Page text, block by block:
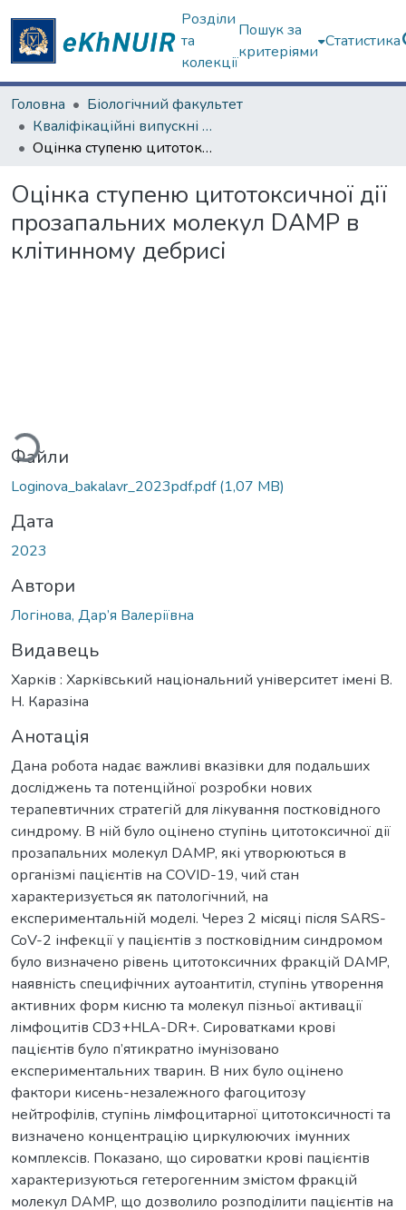
Розділи
та
колекції
Пошук за
критеріями
Статистика
Головна
Біологічний факультет
Кваліфікаційні випускні роботи бакалаврів. Біологічний факультет
Оцінка ступеню цитотоксичної дії прозапальних молекул DAMP в клітинному дебрисі
Оцінка ступеню цитотоксичної дії
прозапальних молекул DAMP в
клітинному дебрисі
Вантажиться...
Файли
Loginova_bakalavr_2023pdf.pdf(1,07 MB)
Дата
2023
Автори
Логінова, Дар’я Валеріївна
Видавець
Харків : Харківський національний університет імені В.
Н. Каразіна
Анотація
Дана робота надає важливі вказівки для подальших
досліджень та потенційної розробки нових
терапевтичних стратегій для лікування постковідного
синдрому. В ній було оцінено ступінь цитотоксичної дії
прозапальних молекул DAMP, які утворюються в
організмі пацієнтів на COVID-19, чий стан
характеризується як патологічний, на
експериментальній моделі. Через 2 місяці після SARS-
CoV-2 інфекції у пацієнтів з постковідним синдромом
було визначено рівень цитотоксичних фракцій DAMP,
наявність специфічних аутоантитіл, ступінь утворення
активних форм кисню та молекул пізньої активації
лімфоцитів CD3+HLA-DR+. Сироватками крові
пацієнтів було п’ятикратно імунізовано
експериментальних тварин. В них було оцінено
фактори кисень-незалежного фагоцитозу
нейтрофілів, ступінь лімфоцитарної цитотоксичності та
визначено концентрацію циркулюючих імунних
комплексів. Показано, що сироватки крові пацієнтів
характеризуються гетерогенним змістом фракцій
молекул DAMP, що дозволило розподілити пацієнтів на